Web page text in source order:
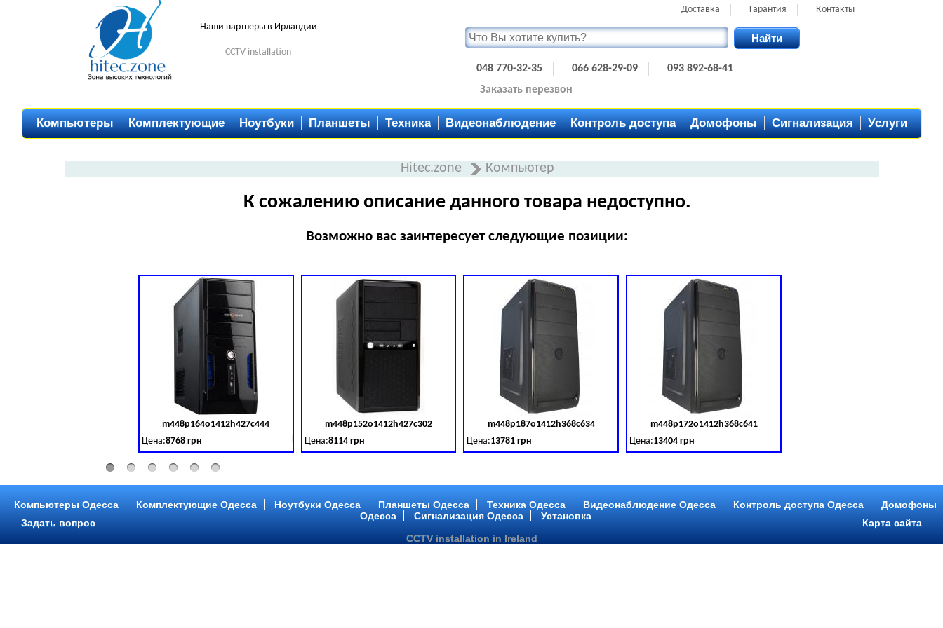
Наши партнеры в Ирландии
CCTV installation
Доставка Гарантия Контакты
Найти
048 770-32-35 066 628-29-09
093 892-68-41
Заказать перезвон
Компьютеры Комплектующие Ноутбуки Планшеты Техника Видеонаблюдение Контроль доступа Домофоны Сигнализация Услуги
Hitec.zone Компьютер
К сожалению описание данного товара недоступно.
Возможно вас заинтересует следующие позиции:
m448p164o1412h427c444
Цена:8768 грн Код товара:379028
Intel Core ™ i3 2 ядра 3.50GHz,ОЗУ: 2 GB, DDR 3 (1600 MHz) HDD: TOSHIBA 500 GB (SATA III)
m448p152o1412h427c302
Цена:8114 грн Код товара:379029
Intel Core ™ i3 2 ядра 3.40GHz,ОЗУ: 2 GB, DDR 3 (1600 MHz) HDD: TOSHIBA 500 GB (SATA III)
m448p187o1412h368c634
Цена:13781 грн Код товара:379030
Intel Core ™ i5 2 ядра 2.90GHz,ОЗУ: 2 GB, DDR 3 (1600 MHz) HDD: Seagate 2 TB (SATA III)
m448p172o1412h368c641
Цена:13404 грн Код товара:
Intel Core ™ i5 4 ядра 3.20GHz,ОЗУ: 2 GB, DDR 3 (1600 MHz) HDD: Seagate 2
Компьютеры Одесса Комплектующие Одесса Ноутбуки Одесса Планшеты Одесса Техника Одесса Видеонаблюдение Одесса Контроль доступа Одесса
Домофоны
Одесса
Сигнализация Одесса Установка
Карта сайта
Задать вопрос
CCTV installation in Ireland